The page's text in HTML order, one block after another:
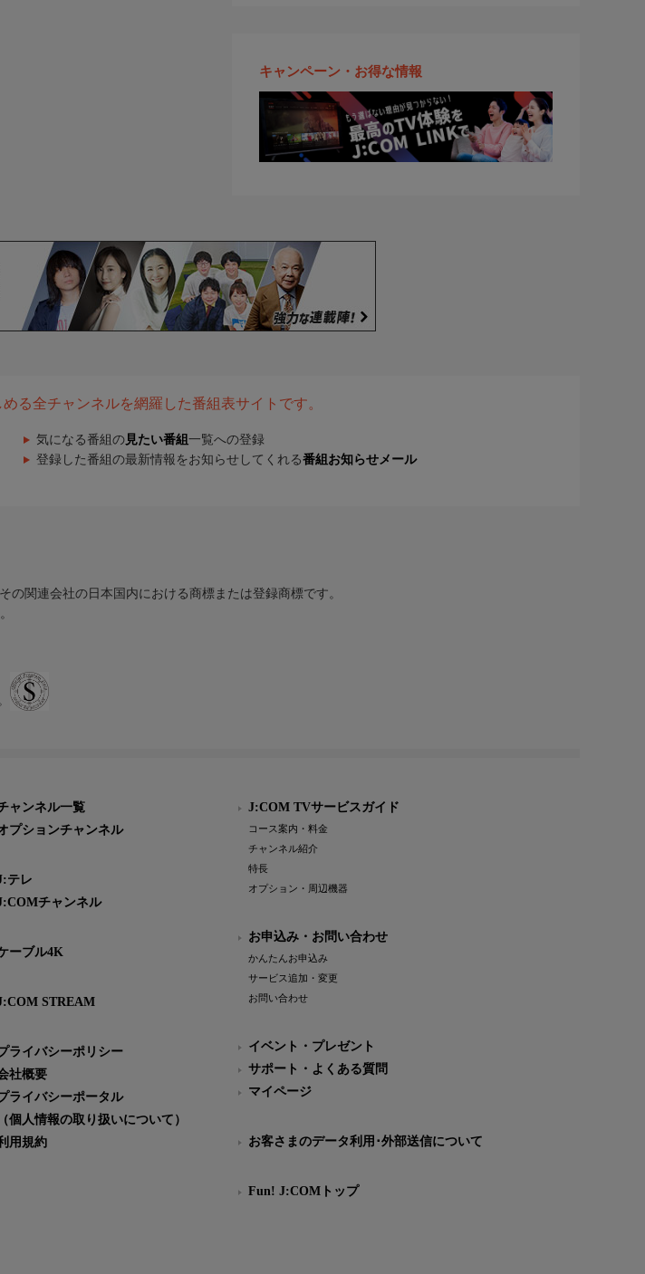
キャンペーン・お得な情報
る全チャンネルを網羅した番組表サイトです。
気になる番組の 見たい番組 一覧への登録
登録した番組の最新情報をお知らせしてくれる番組お知らせメール
の関連会社の日本国内における商標または登録商標です。
ャンネル一覧
プションチャンネル
テレ
チャンネル
ーブル4K
STREAM
ライバシーポリシー
社概要
ライバシーポータル
（個人情報の取り扱いについて）
用規約
J:COM TVサービスガイド
コース案内・料金
チャンネル紹介
特長
オプション・周辺機器
お申込み・お問い合わせ
かんたんお申込み
サービス追加・変更
お問い合わせ
イベント・プレゼント
サポート・よくある質問
マイページ
お客さまのデータ利用･外部送信について
Fun! J:COMトップ